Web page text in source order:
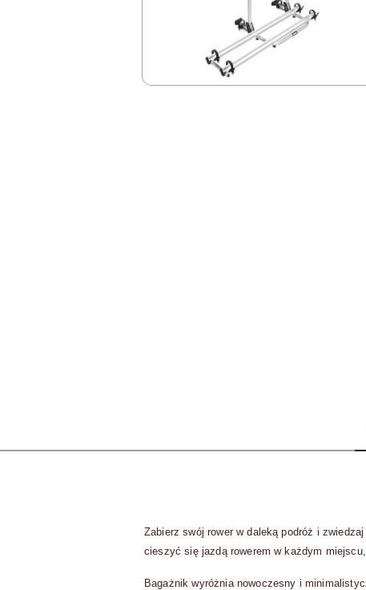
Zabierz swój rower w daleką podróż i
cieszyć się jazdą rowerem w każdym
Bagażnik wyróżnia nowoczesny i